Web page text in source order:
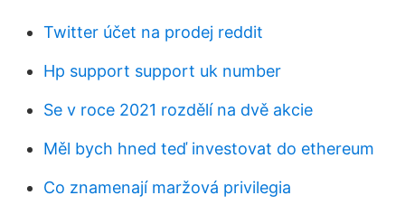
Twitter účet na prodej reddit
Hp support support uk number
Se v roce 2021 rozdělí na dvě akcie
Měl bych hned teď investovat do ethereum
Co znamenají maržová privilegia